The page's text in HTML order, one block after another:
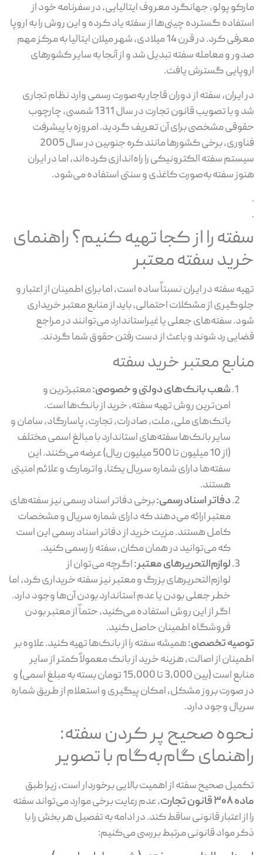
پولو، جهانگرد معروف ایتالیایی، در سفرنامه خود از
گسترده چینی‌ها از سفته یاد کرده و این روش را به اروپا
معرفی کرد. در قرن 14 میلادی، شهر میلان ایتالیا به مرکز مهم
و معامله سفته تبدیل شد و از آنجا به سایر کشورهای
گسترش یافت.
ایران، سفته از دوران قاجار به‌صورت رسمی وارد نظام تجاری
شد و با تصویب قانون تجارت در سال 1311 شمسی، چارچوب
مشخصی برای آن تعریف گردید. امروزه با پیشرفت
فناوری، برخی کشورها مانند کره جنوبین در سال 2005
سفته الکترونیکی را راه‌اندازی کرده‌اند، اما در ایران
سفته به‌صورت کاغذی و سنتی استفاده می‌شود.
را از کجا تهیه کنیم؟ راهنمای
سفته معتبر
سفته در ایران نسبتاً ساده است، اما برای اطمینان از اعتبار و
از مشکلات احتمالی، باید از منابع معتبر خریداری
سفته‌های جعلی یا غیراستاندارد می‌توانند در مراجع
رد شوند و باعث از دست رفتن حقوق شما گردند.
معتبر خرید سفته
شعب بانک‌های دولتی و خصوصی:معتبرترین و
امن‌ترین روش تهیه سفته، خرید از بانک‌ها است.
بانک‌های ملی، ملت، صادرات، تجارت، پاسارگاد، سامان و
سایر بانک‌ها سفته‌های استاندارد با مبالغ اسمی مختلف
(از 10 میلیون تا 500 میلیون ریال) عرضه می‌کنند. این
سفته‌ها دارای شماره سریال یکتا، واترمارک و علائم امنیتی
هستند.
دفاتر اسناد رسمی:برخی دفاتر اسناد رسمی نیز سفته‌های
معتبر ارائه می‌دهند که دارای شماره سریال و مشخصات
کامل هستند. مزیت خرید از دفاتر اسناد رسمی این است
که می‌توانید در همان مکان، سفته را رسمی کنید.
لوازم‌التحریرهای معتبر:اگرچه می‌توان از
لوازم‌التحریرهای بزرگ و معتبر نیز سفته خریداری کرد، اما
خطر جعلی بودن یا عدم استاندارد بودن آن‌ها وجود دارد.
اگر از این روش استفاده می‌کنید، حتماً از معتبر بودن
فروشگاه اطمینان حاصل کنید.
تخصصی:همیشه سفته را از بانک‌ها تهیه کنید. علاوه بر
از اصالت، هزینه خرید از بانک معمولاً کمتر از سایر
منابع است (بین 3,000 تا 15,000 تومان بسته به مبلغ اسمی) و
صورت بروز مشکل، امکان پیگیری و استعلام از طریق شماره
وجود دارد.
صحیح پر کردن سفته:
گام‌به‌گام با تصویر
صحیح سفته از اهمیت بالایی برخوردار است، زیرا طبق
قانون تجارت
، عدم رعایت برخی موارد می‌تواند سفته
از اعتبار قانونی ساقط کند. در ادامه به تفصیل هر بخش را با
مواد قانونی مرتبط بررسی می‌کنیم: